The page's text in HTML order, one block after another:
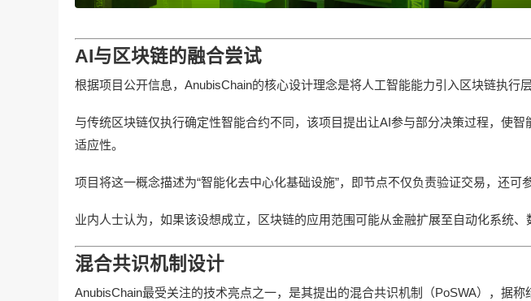
AI与区块链的融合尝试
根据项目公开信息，AnubisChain的核心设计理念是将人工智能能力引入区块链执行层
与传统区块链仅执行确定性智能合约不同，该项目提出让AI参与部分决策过程，使
适应性。
项目将这一概念描述为“智能化去中心化基础设施”，即节点不仅负责验证交易，还可
业内人士认为，如果该设想成立，区块链的应用范围可能从金融扩展至自动化系统、
混合共识机制设计
AnubisChain最受关注的技术亮点之一，是其提出的混合共识机制（PoSWA），据称